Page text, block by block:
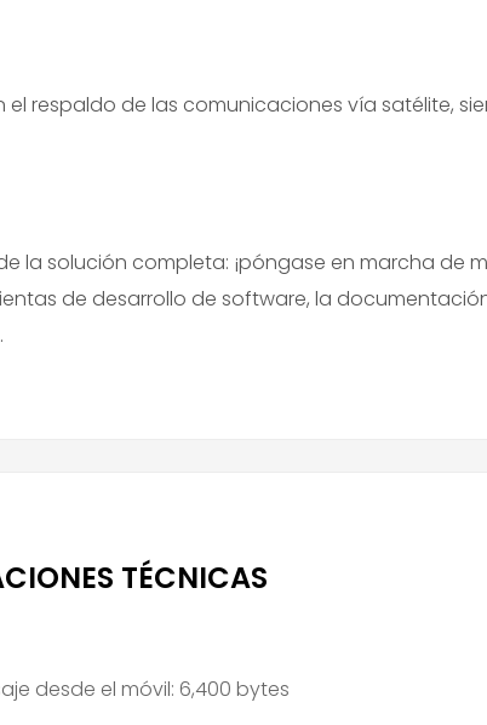
respaldo de las comunicaciones vía satélite,
la solución completa: ¡póngase en marcha de
de desarrollo de software, la
TÉCNICAS
desde el móvil: 6,400 bytes